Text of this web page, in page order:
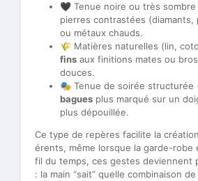
🖤 Tenue noire ou très
pierres contrastées (diamants,
ou métaux chauds.
🌾 Matières naturelles (lin,
fins aux finitions mates ou
douces.
🎭 Tenue de soirée structurée
bagues plus marqué sur un
plus dépouillée.
Ce type de repères facilite la
érents, même lorsque la garde-robe
fil du temps, ces gestes deviennent
: la main “sait” quelle combinaison